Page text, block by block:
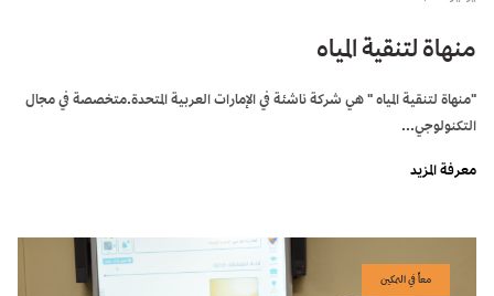
منهاة لتنقية المياه
"منهاة لتنقية المياه " هي شركة ناشئة في الإمارات العربية المتحدة.متخصصة في مجال
التكنولوجي...
معرفة المزيد
معاً في التمكين